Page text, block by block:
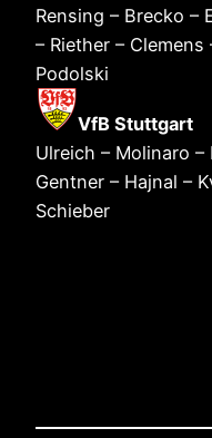
Rensing – Brecko –
– Riether –
Podolski
VfB Stuttgart
Ulreich – Molinaro –
Gentner – Hajnal –
Schieber